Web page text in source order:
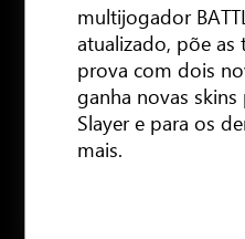
multijogador
atualizado, põe as
prova com dois
ganha novas
Slayer e para os
mais.